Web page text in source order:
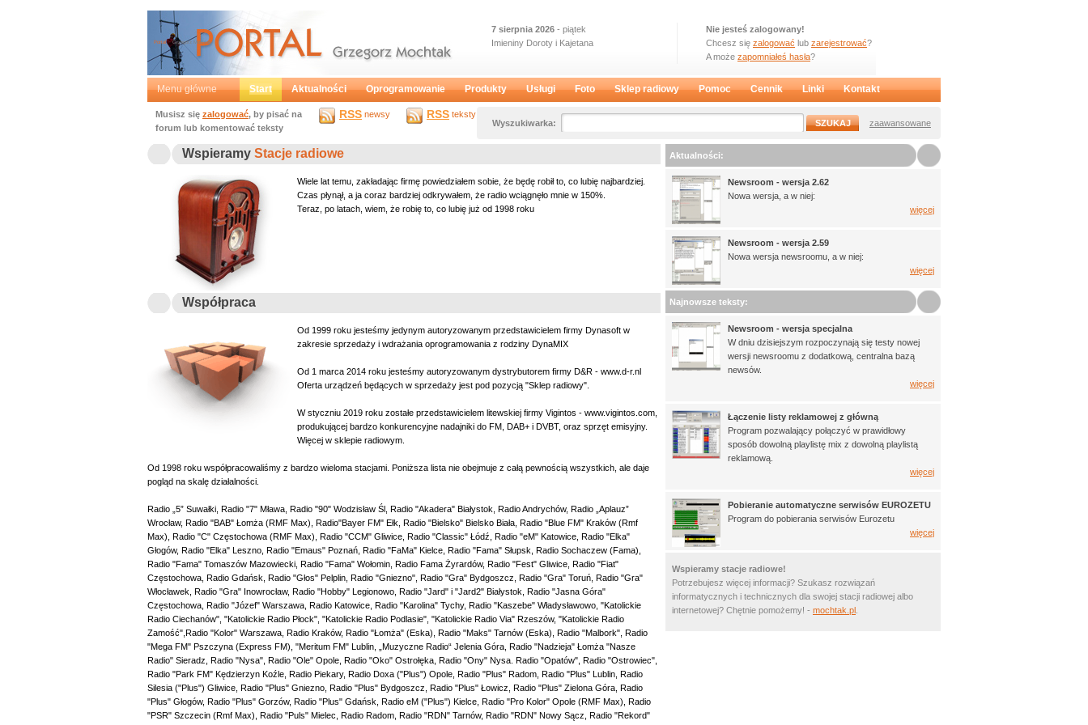
Nie jesteś zalogowany!
Chcesz się zalogować lub zarejestrować?
A może zapomniałeś hasła?
7 sierpnia 2026 - piątek
Imieniny Doroty i Kajetana
Portal Grzegorz Mochtak
Menu główne Start Aktualności Oprogramowanie Produkty Usługi Foto Sklep radiowy Pomoc Cennik Linki Kontakt
Wyszukiwarka: zaawansowane
RSS newsy RSS teksty
Musisz się zalogować, by pisać na
forum lub komentować teksty
Wspieramy Stacje radiowe
Wiele lat temu, zakładając firmę powiedziałem sobie, że będę robił to, co lubię najbardziej.
Czas płynął, a ja coraz bardziej odkrywałem, że radio wciągnęło mnie w 150%.
Teraz, po latach, wiem, że robię to, co lubię już od 1998 roku
Współpraca
Od 1999 roku jesteśmy jedynym autoryzowanym przedstawicielem firmy Dynasoft w
zakresie sprzedaży i wdrażania oprogramowania z rodziny DynaMIX
Od 1 marca 2014 roku jesteśmy autoryzowanym dystrybutorem firmy D&R - www.d-r.nl
Oferta urządzeń będących w sprzedaży jest pod pozycją "Sklep radiowy".
W styczniu 2019 roku zostałe przedstawicielem litewskiej firmy Vigintos - www.vigintos.com,
produkującej bardzo konkurencyjne nadajniki do FM, DAB+ i DVBT, oraz sprzęt emisyjny.
Więcej w sklepie radiowym.
Od 1998 roku współpracowaliśmy z bardzo wieloma stacjami. Poniższa lista nie obejmuje z całą pewnością wszystkich, ale daje
pogląd na skalę działalności.
Radio „5” Suwałki, Radio "7" Mława, Radio "90" Wodzisław Śl, Radio "Akadera" Białystok, Radio Andrychów, Radio „Aplauz”
Wrocław, Radio "BAB" Łomża (RMF Max), Radio"Bayer FM" Ełk, Radio "Bielsko" Bielsko Biała, Radio "Blue FM" Kraków (Rmf
Max), Radio "C" Częstochowa (RMF Max), Radio "CCM" Gliwice, Radio "Classic" Łódź, Radio "eM" Katowice, Radio "Elka"
Głogów, Radio "Elka" Leszno, Radio "Emaus" Poznań, Radio "FaMa" Kielce, Radio "Fama" Słupsk, Radio Sochaczew (Fama),
Radio "Fama" Tomaszów Mazowiecki, Radio "Fama" Wołomin, Radio Fama Żyrardów, Radio "Fest" Gliwice, Radio "Fiat"
Częstochowa, Radio Gdańsk, Radio "Głos" Pelplin, Radio "Gniezno", Radio "Gra" Bydgoszcz, Radio "Gra" Toruń, Radio "Gra"
Włocławek, Radio "Gra" Inowrocław, Radio "Hobby" Legionowo, Radio "Jard" i "Jard2" Białystok, Radio "Jasna Góra"
Częstochowa, Radio "Józef" Warszawa, Radio Katowice, Radio "Karolina" Tychy, Radio "Kaszebe" Władysławowo, "Katolickie
Radio Ciechanów", "Katolickie Radio Płock", "Katolickie Radio Podlasie", "Katolickie Radio Via" Rzeszów, "Katolickie Radio
Zamość",Radio "Kolor" Warszawa, Radio Kraków, Radio "Łomża" (Eska), Radio "Maks" Tarnów (Eska), Radio "Malbork", Radio
"Mega FM" Pszczyna (Express FM), "Meritum FM" Lublin, „Muzyczne Radio“ Jelenia Góra, Radio "Nadzieja" Łomża "Nasze
Radio" Sieradz, Radio "Nysa", Radio "Ole" Opole, Radio "Oko" Ostrołęka, Radio "Ony" Nysa. Radio "Opatów", Radio "Ostrowiec",
Radio "Park FM" Kędzierzyn Koźle, Radio Piekary, Radio Doxa ("Plus") Opole, Radio "Plus" Radom, Radio "Plus" Lublin, Radio
Silesia ("Plus") Gliwice, Radio "Plus" Gniezno, Radio "Plus" Bydgoszcz, Radio "Plus" Łowicz, Radio "Plus" Zielona Góra, Radio
"Plus" Głogów, Radio "Plus" Gorzów, Radio "Plus" Gdańsk, Radio eM ("Plus") Kielce, Radio "Pro Kolor" Opole (RMF Max), Radio
"PSR" Szczecin (Rmf Max), Radio "Puls" Mielec, Radio Radom, Radio "RDN" Tarnów, Radio "RDN" Nowy Sącz, Radio "Rekord"
Aktualności:
Newsroom - wersja 2.62
Nowa wersja, a w niej:
więcej
Newsroom - wersja 2.59
Nowa wersja newsroomu, a w niej:
więcej
Najnowsze teksty:
Newsroom - wersja specjalna
W dniu dzisiejszym rozpoczynają się testy nowej
wersji newsroomu z dodatkową, centralna bazą
newsów.
więcej
Łączenie listy reklamowej z główną
Program pozwalający połączyć w prawidłowy
sposób dowolną playlistę mix z dowolną playlistą
reklamową.
więcej
Pobieranie automatyczne serwisów EUROZETU
Program do pobierania serwisów Eurozetu
więcej
Wspieramy stacje radiowe!
Potrzebujesz więcej informacji? Szukasz rozwiązań
informatycznych i technicznych dla swojej stacji radiowej albo
internetowej? Chętnie pomożemy! - mochtak.pl